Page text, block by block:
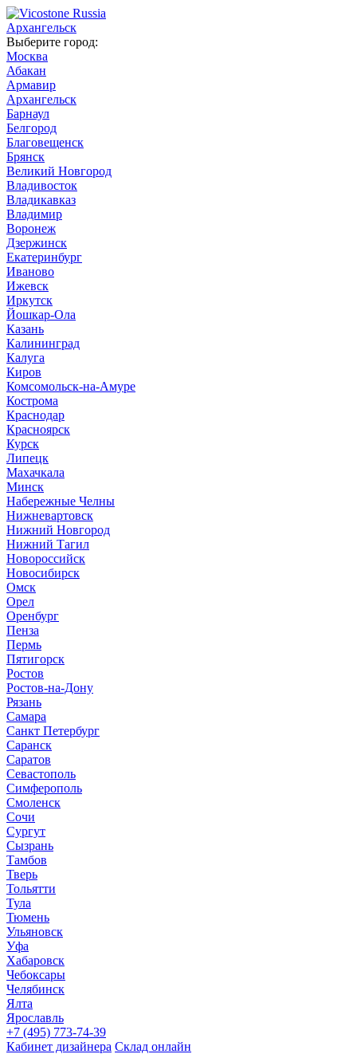
Архангельск
Выберите город:
Москва
Абакан
Армавир
Архангельск
Барнаул
Белгород
Благовещенск
Брянск
Великий Новгород
Владивосток
Владикавказ
Владимир
Воронеж
Дзержинск
Екатеринбург
Иваново
Ижевск
Иркутск
Йошкар-Ола
Казань
Калининград
Калуга
Киров
Комсомольск-на-Амуре
Кострома
Краснодар
Красноярск
Курск
Липецк
Махачкала
Минск
Набережные Челны
Нижневартовск
Нижний Новгород
Нижний Тагил
Новороссийск
Новосибирск
Омск
Орел
Оренбург
Пенза
Пермь
Пятигорск
Ростов
Ростов-на-Дону
Рязань
Самара
Санкт Петербург
Саранск
Саратов
Севастополь
Симферополь
Смоленск
Сочи
Сургут
Сызрань
Тамбов
Тверь
Тольятти
Тула
Тюмень
Ульяновск
Уфа
Хабаровск
Чебоксары
Челябинск
Ялта
Ярославль
+7 (495) 773-74-39
Кабинет дизайнера Склад онлайн